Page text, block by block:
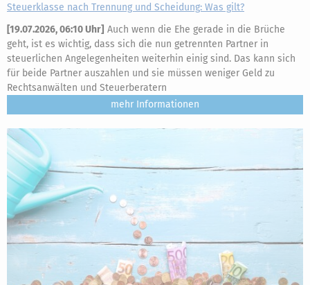
Steuerklasse nach Trennung und Scheidung: Was gilt?
[19.07.2026, 06:10 Uhr] Auch wenn die Ehe gerade in die Brüche
geht, ist es wichtig, dass sich die nun getrennten Partner in
steuerlichen Angelegenheiten weiterhin einig sind. Das kann sich
für beide Partner auszahlen und sie müssen weniger Geld zu
Rechtsanwälten und Steuerberatern
mehr